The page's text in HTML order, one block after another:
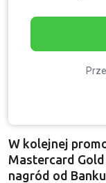
W kolejnej
Mastercard
nagród od